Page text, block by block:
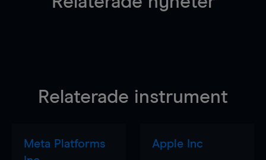
Relaterade instrument
Meta Platforms
Apple Inc